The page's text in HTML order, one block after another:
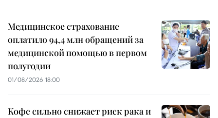
Медицинское страхование
оплатило 94,4 млн обращений за
медицинской помощью в первом
полугодии
01/08/2026 18:00
Кофе сильно снижает риск рака и